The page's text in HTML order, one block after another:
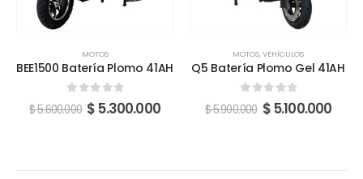
MOTOS
BEE1500 Batería Plomo 41AH
fuera de 5
$5.600.000 $ 5.300.000
MOTOS,VEHÍCULOS
Q5 Batería Plomo Gel 41AH
fuera de 5
$5.900.000 $5.100.000